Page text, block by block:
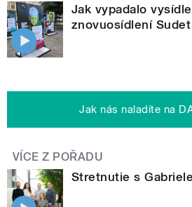
Jak vypadalo
znovuosídlení
Jak nás naladíte na
VÍCE Z POŘADU
Stretnutie s